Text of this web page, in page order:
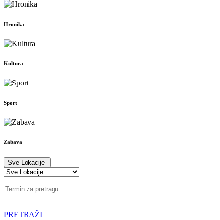
Hronika
Kultura
Sport
Zabava
Sve Lokacije
PRETRAŽI